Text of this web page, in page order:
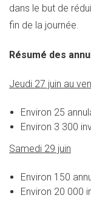
dans le but de
fin de la journée.
Résumé des
Jeudi 27 juin au
Environ 25
Environ 3 300
Samedi 29 juin
Environ 150
Environ 20 000